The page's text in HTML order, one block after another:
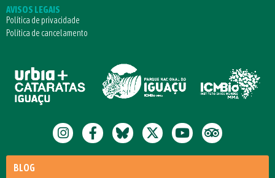
AVISOS LEGAIS
Política de privacidade
Política de cancelamento
BLOG